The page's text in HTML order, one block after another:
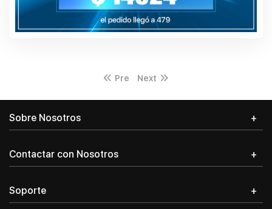
Pre Next
Sobre Nosotros
Contactar con Nosotros
Soporte
Iniciar sesión
Contraseña